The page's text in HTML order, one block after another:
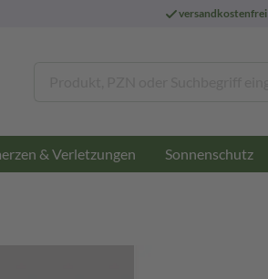
versandkostenfrei
& Verletzungen Sonnenschutz